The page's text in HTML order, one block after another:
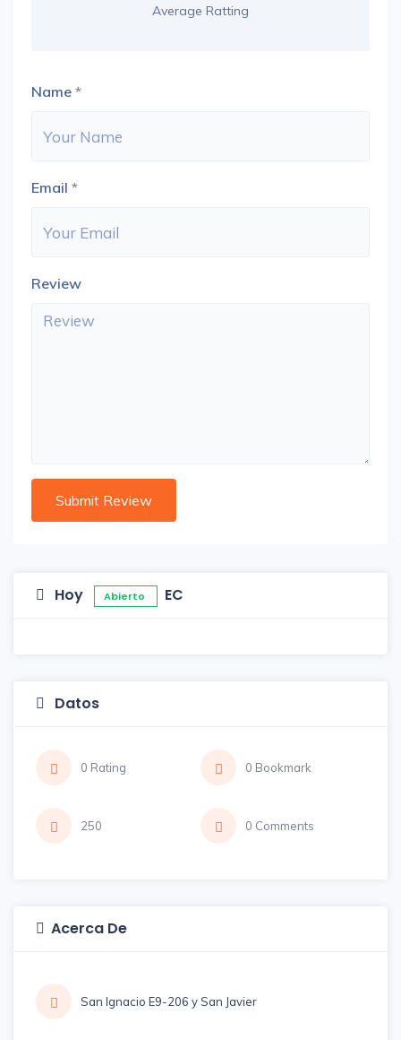
Average Ratting
Name *
Email *
Review
Hoy Abierto EC
Datos
0 Rating 0 Bookmark
250 0 Comments
Acerca De
San Ignacio E9-206 y San Javier